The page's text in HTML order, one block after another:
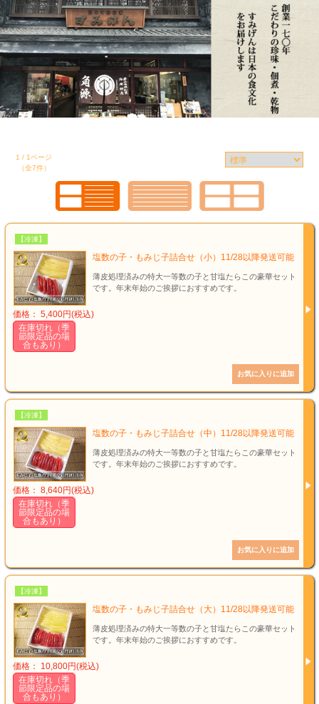
1 / 1ページ
（全7件）
【冷凍】
塩数の子・もみじ子詰合せ（小）11/28以降発送可能
薄皮処理済みの特大一等数の子と甘塩たらこの豪華セット
です。年末年始のご挨拶におすすめです。
価格： 5,400円(税込)
在庫切れ（季
節限定品の場
合もあり）
【冷凍】
塩数の子・もみじ子詰合せ（中）11/28以降発送可能
薄皮処理済みの特大一等数の子と甘塩たらこの豪華セット
です。年末年始のご挨拶におすすめです。
価格： 8,640円(税込)
在庫切れ（季
節限定品の場
合もあり）
【冷凍】
塩数の子・もみじ子詰合せ（大）11/28以降発送可能
薄皮処理済みの特大一等数の子と甘塩たらこの豪華セット
です。年末年始のご挨拶におすすめです。
価格： 10,800円(税込)
在庫切れ（季
節限定品の場
合もあり）